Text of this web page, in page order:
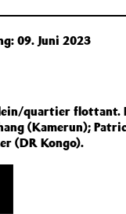
09. Juni 2023
quartier flottant.
(Kamerun);
(DR Kongo).